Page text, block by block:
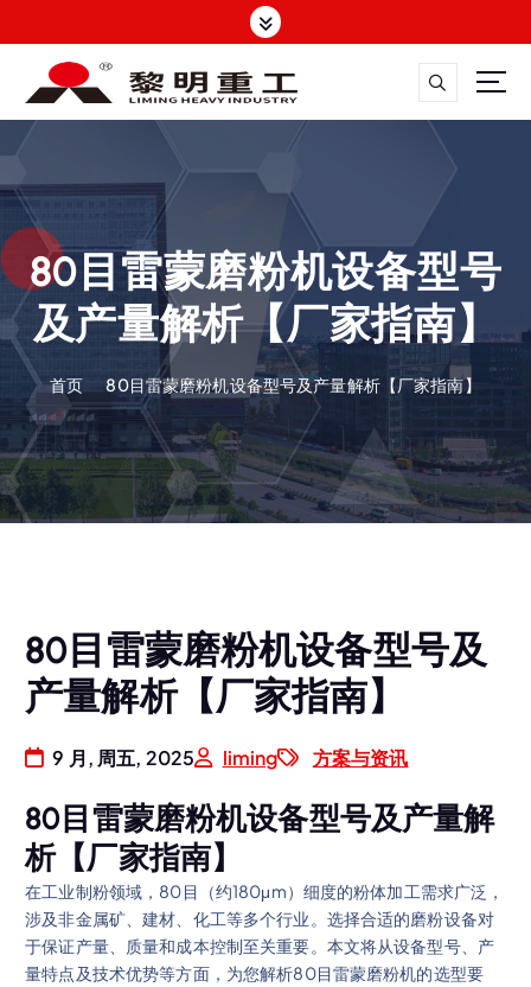
转
容 大修渣磨粉机，矿渣立磨
80目雷蒙磨粉机设备型号
及产量解析【厂家指南】
首页 80目雷蒙磨粉机设备型号及产量解析【厂家指南】
80目雷蒙磨粉机设备型号及
产量解析【厂家指南】
9 月, 周五, 2025 liming 方案与资讯
80目雷蒙磨粉机设备型号及产量解
析【厂家指南】
在工业制粉领域，80目（约180μm）细度的粉体加工需求广泛，
涉及非金属矿、建材、化工等多个行业。选择合适的磨粉设备对
于保证产量、质量和成本控制至关重要。本文将从设备型号、产
量特点及技术优势等方面，为您解析80目雷蒙磨粉机的选型要